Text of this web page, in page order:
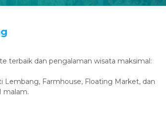
terbaik dan pengalaman wisata maksimal:
Lembang, Farmhouse, Floating Market, dan
malam.